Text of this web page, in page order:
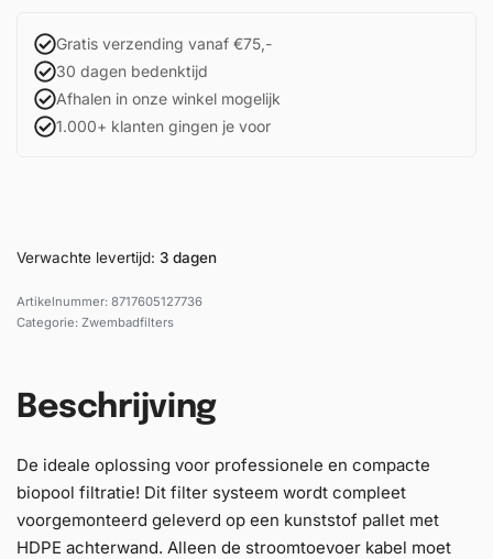
Gratis verzending vanaf €75,-
30 dagen bedenktijd
Afhalen in onze winkel mogelijk
1.000+ klanten gingen je voor
Verwachte levertijd: 3 dagen
8717605127736
Categorie: Zwembadfilters
Beschrijving
De ideale oplossing voor professionele en compacte
biopool filtratie! Dit filter systeem wordt compleet
voorgemonteerd geleverd op een kunststof pallet met
HDPE achterwand. Alleen de stroomtoevoer kabel moet